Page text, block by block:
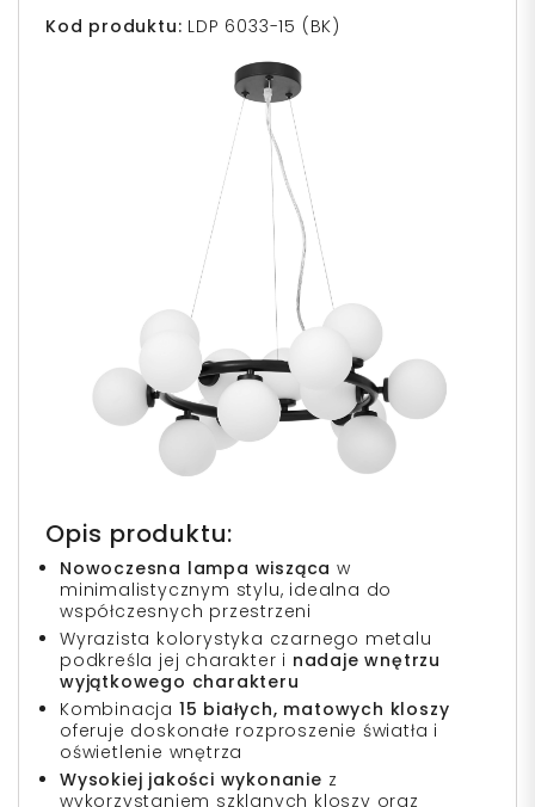
Kod produktu: LDP 6033-15 (BK)
Opis produktu:
Nowoczesna lampa wisząca w
minimalistycznym stylu, idealna do
współczesnych przestrzeni
Wyrazista kolorystyka czarnego metalu
podkreśla jej charakter i nadaje wnętrzu
wyjątkowego charakteru
Kombinacja 15 białych, matowych kloszy
oferuje doskonałe rozproszenie światła i
oświetlenie wnętrza
Wysokiej jakości wykonanie z
wykorzystaniem szklanych kloszy oraz